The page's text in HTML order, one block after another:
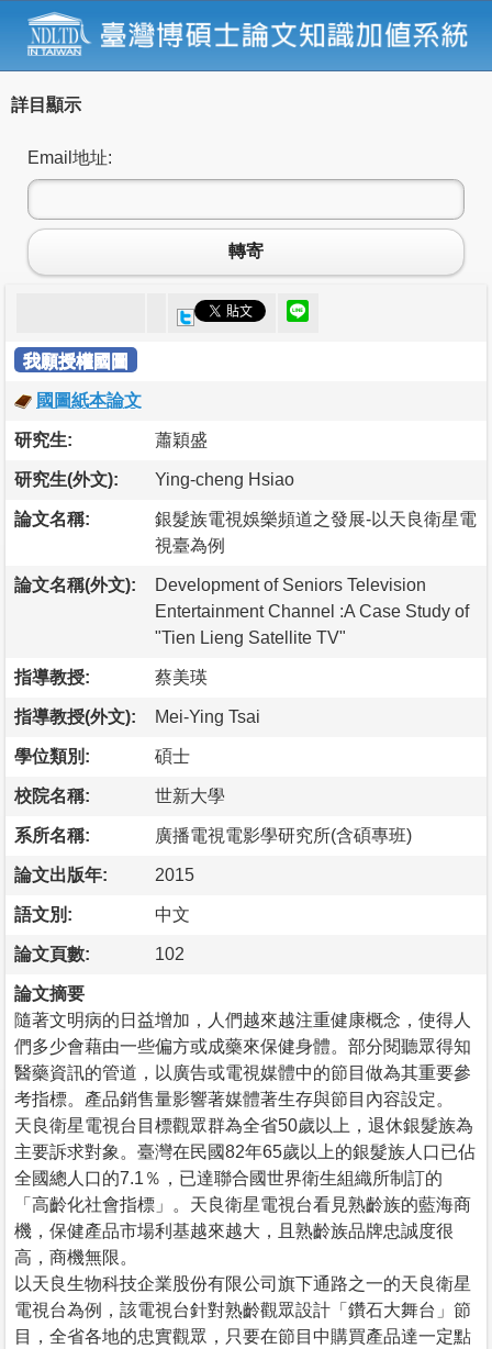
詳目顯示
Email地址:
轉寄
我願授權國圖
國圖紙本論文
研究生: 蕭穎盛
研究生(外文): Ying-cheng Hsiao
論文名稱:
銀髮族電視娛樂頻道之發展-以天良衛星電
視臺為例
論文名稱(外文):
Development of Seniors Television
Entertainment Channel :A Case Study of
"Tien Lieng Satellite TV"
指導教授: 蔡美瑛
指導教授(外文): Mei-Ying Tsai
學位類別: 碩士
校院名稱: 世新大學
系所名稱: 廣播電視電影學研究所(含碩專班)
論文出版年: 2015
語文別: 中文
論文頁數: 102
論文摘要
隨著文明病的日益增加，人們越來越注重健康概念，使得人
們多少會藉由一些偏方或成藥來保健身體。部分閱聽眾得知
醫藥資訊的管道，以廣告或電視媒體中的節目做為其重要參
考指標。產品銷售量影響著媒體著生存與節目內容設定。
天良衛星電視台目標觀眾群為全省50歲以上，退休銀髮族為
主要訴求對象。臺灣在民國82年65歲以上的銀髮族人口已佔
全國總人口的7.1％，已達聯合國世界衛生組織所制訂的
「高齡化社會指標」。天良衛星電視台看見熟齡族的藍海商
機，保健產品市場利基越來越大，且熟齡族品牌忠誠度很
高，商機無限。
以天良生物科技企業股份有限公司旗下通路之一的天良衛星
電視台為例，該電視台針對熟齡觀眾設計「鑽石大舞台」節
目，全省各地的忠實觀眾，只要在節目中購買產品達一定點